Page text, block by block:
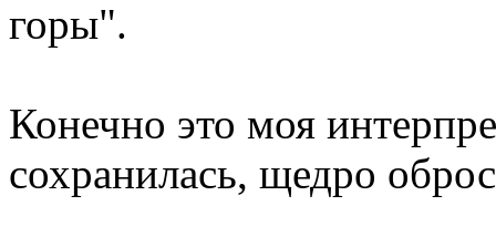
горы".
Конечно это моя
сохранилась, щедро